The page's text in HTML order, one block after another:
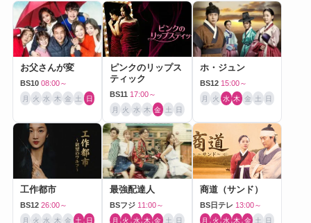
お父さんが変
BS10 08:00～
月 火 水 木 金 土 日
ピンクのリップス
ティック
BS11 17:00～
月 火 水 木 金 土 日
ホ・ジュン
BS12 15:00～
月 火 水 木 金 土 日
工作都市
BS12 26:00～
月 火 水 木 金 土 日
最強配達人
BSフジ 11:00～
月 火 水 木 金 土 日
商道（サンド）
BS日テレ 13:00～
月 火 水 木 金 土 日